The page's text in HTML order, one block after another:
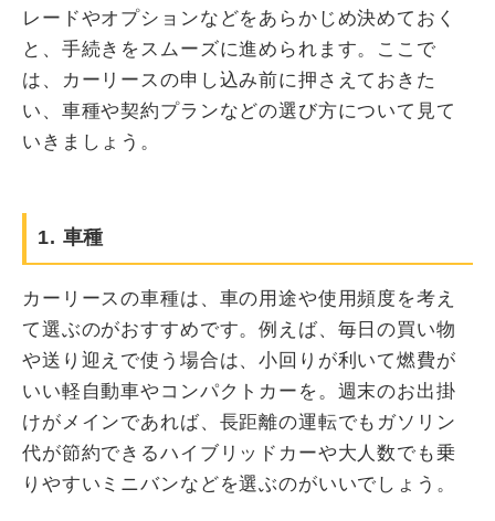
レードやオプションなどをあらかじめ決めておく
と、手続きをスムーズに進められます。ここで
は、カーリースの申し込み前に押さえておきた
い、車種や契約プランなどの選び方について見て
いきましょう。
1. 車種
カーリースの車種は、車の用途や使用頻度を考え
て選ぶのがおすすめです。例えば、毎日の買い物
や送り迎えで使う場合は、小回りが利いて燃費が
いい軽自動車やコンパクトカーを。週末のお出掛
けがメインであれば、長距離の運転でもガソリン
代が節約できるハイブリッドカーや大人数でも乗
りやすいミニバンなどを選ぶのがいいでしょう。